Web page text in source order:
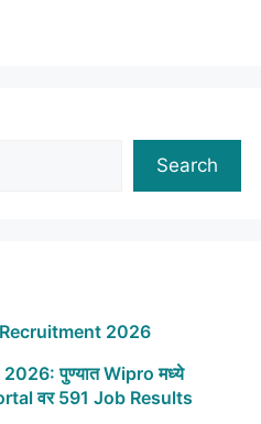
Search
पुण्यात Wipro मध्ये
वर 591 Job Results